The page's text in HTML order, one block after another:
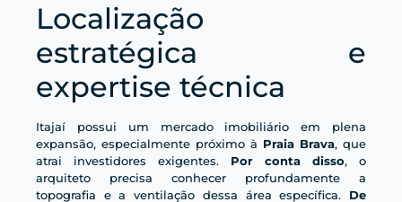
Localização
estratégica e
expertise técnica
Itajaí possui um mercado imobiliário em plena
expansão, especialmente próximo à Praia Brava, que
atrai investidores exigentes. Por conta disso, o
arquiteto precisa conhecer profundamente a
topografia e a ventilação dessa área específica. De